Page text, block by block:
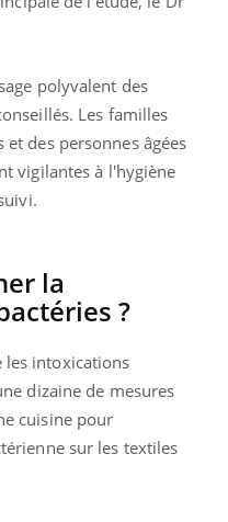
polyvalent des
Les familles
et des personnes âgées
vigilantes à l'hygiène
la
?
les intoxications
dizaine de mesures
cuisine pour
sur les textiles